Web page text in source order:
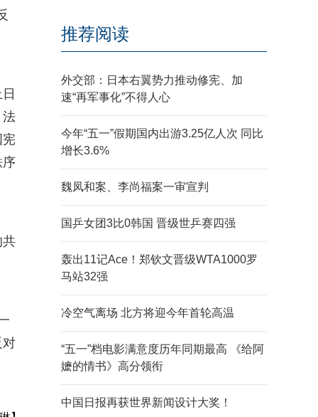
法
序
共
对
推荐阅读
外交部：日本右翼势力推动修宪、加
速“再军事化”不得人心
今年“五一”假期国内出游3.25亿人次 同比
增长3.6%
魏凤和案、李尚福案一审宣判
国乒女团3比0韩国 晋级世乒赛四强
轰出11记Ace！郑钦文晋级WTA1000罗
马站32强
冷空气离场 北方将迎今年首轮高温
“五一”档电影满意度历年同期最高 《给阿
嬷的情书》高分领衔
中国日报再获世界新闻设计大奖！